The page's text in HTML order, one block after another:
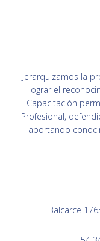
Jerarquizamos la
lograr el
Capacitación
Profesional,
aportando
Balcarce